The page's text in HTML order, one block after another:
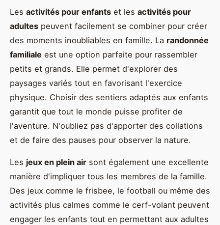
Les activités pour enfants et les activités pour
adultes peuvent facilement se combiner pour créer
des moments inoubliables en famille. La randonnée
familiale est une option parfaite pour rassembler
petits et grands. Elle permet d'explorer des
paysages variés tout en favorisant l'exercice
physique. Choisir des sentiers adaptés aux enfants
garantit que tout le monde puisse profiter de
l'aventure. N'oubliez pas d'apporter des collations
et de faire des pauses pour observer la nature.
Les jeux en plein air sont également une excellente
manière d'impliquer tous les membres de la famille.
Des jeux comme le frisbee, le football ou même des
activités plus calmes comme le cerf-volant peuvent
engager les enfants tout en permettant aux adultes